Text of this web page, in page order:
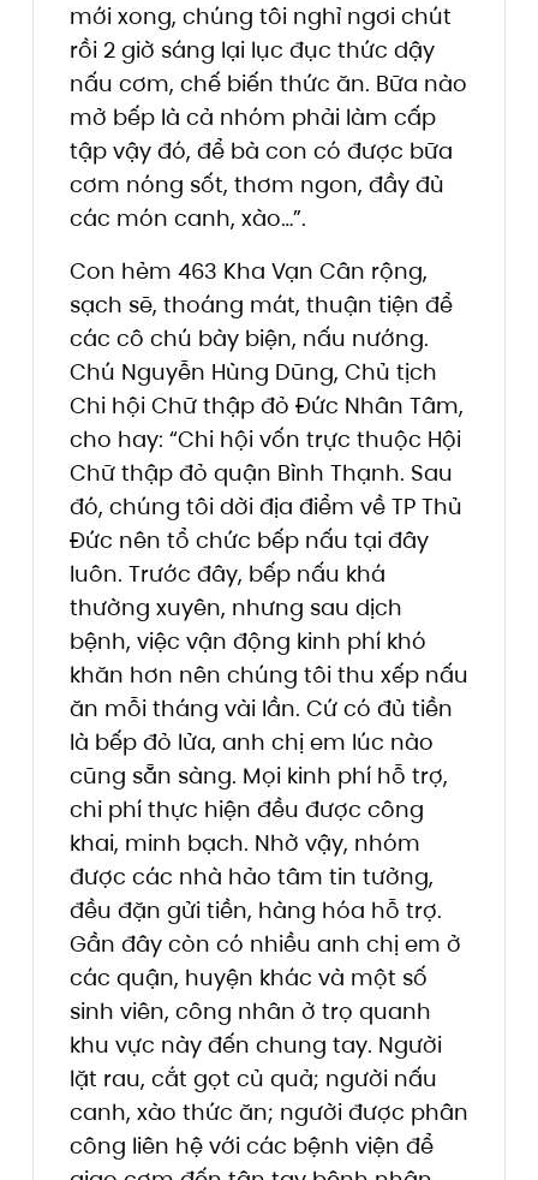
mới xong, chúng tôi nghỉ ngơi chút
rồi 2 giờ sáng lại lục đục thức dậy
nấu cơm, chế biến thức ăn. Bữa nào
mở bếp là cả nhóm phải làm cấp
tập vậy đó, để bà con có được bữa
cơm nóng sốt, thơm ngon, đầy đủ
các món canh, xào…”.
Con hẻm 463 Kha Vạn Cân rộng,
sạch sẽ, thoáng mát, thuận tiện để
các cô chú bày biện, nấu nướng.
Chú Nguyễn Hùng Dũng, Chủ tịch
Chi hội Chữ thập đỏ Đức Nhân Tâm,
cho hay: “Chi hội vốn trực thuộc Hội
Chữ thập đỏ quận Bình Thạnh. Sau
đó, chúng tôi dời địa điểm về TP Thủ
Đức nên tổ chức bếp nấu tại đây
luôn. Trước đây, bếp nấu khá
thường xuyên, nhưng sau dịch
bệnh, việc vận động kinh phí khó
khăn hơn nên chúng tôi thu xếp nấu
ăn mỗi tháng vài lần. Cứ có đủ tiền
là bếp đỏ lửa, anh chị em lúc nào
cũng sẵn sàng. Mọi kinh phí hỗ trợ,
chi phí thực hiện đều được công
khai, minh bạch. Nhờ vậy, nhóm
được các nhà hảo tâm tin tưởng,
đều đặn gửi tiền, hàng hóa hỗ trợ.
Gần đây còn có nhiều anh chị em ở
các quận, huyện khác và một số
sinh viên, công nhân ở trọ quanh
khu vực này đến chung tay. Người
lặt rau, cắt gọt củ quả; người nấu
canh, xào thức ăn; người được phân
công liên hệ với các bệnh viện để